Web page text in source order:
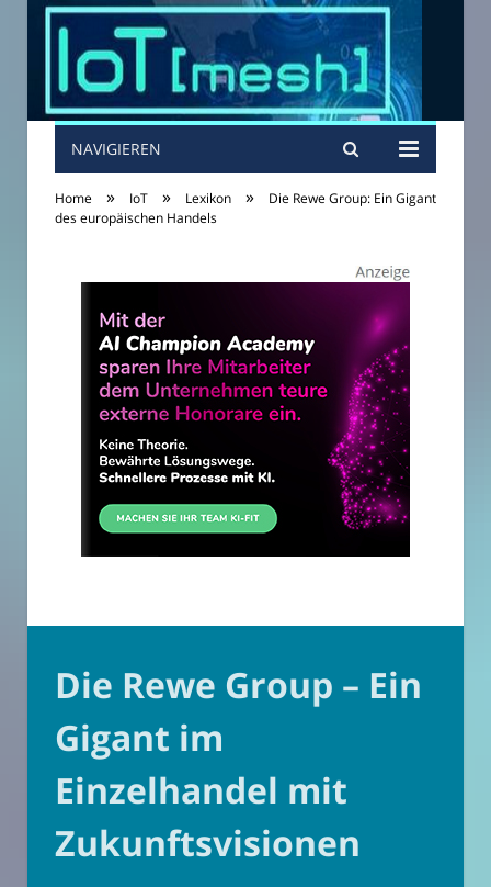
NAVIGIEREN
Home » IoT » Lexikon »
Die Rewe Group: Ein Gigant
des europäischen Handels
Die Rewe Group – Ein
Gigant im
Einzelhandel mit
Zukunftsvisionen